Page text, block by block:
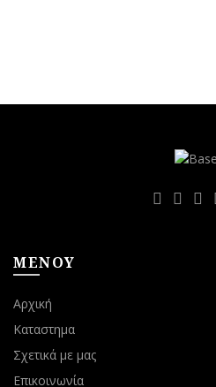
ΜΕΝΟΥ
Αρχική
Καταστημα
Σχετικά με μας
Επικοινωνία